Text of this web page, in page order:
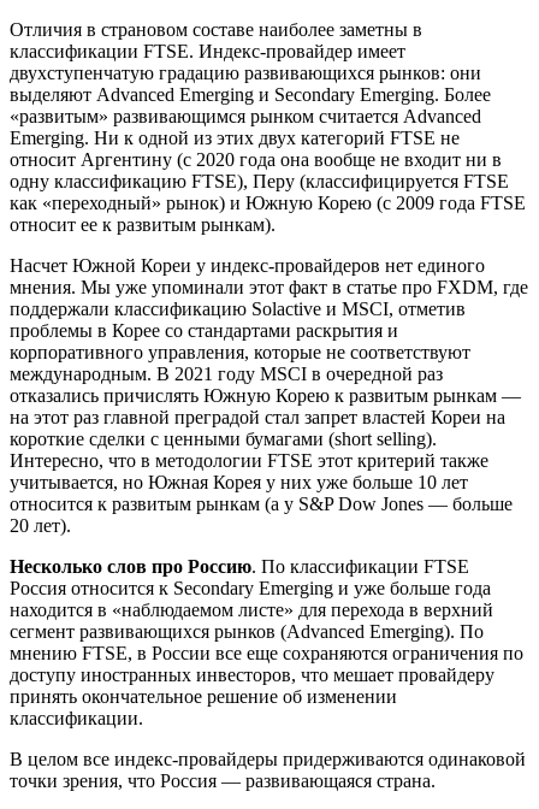
Отличия в страновом составе наиболее заметны в
классификации FTSE. Индекс-провайдер имеет
двухступенчатую градацию развивающихся рынков: они
выделяют Advanced Emerging и Secondary Emerging. Более
«развитым» развивающимся рынком считается Advanced
Emerging. Ни к одной из этих двух категорий FTSE не
относит Аргентину (с 2020 года она вообще не входит ни в
одну классификацию FTSE), Перу (классифицируется FTSE
как «переходный» рынок) и Южную Корею (c 2009 года FTSE
относит ее к развитым рынкам).
Насчет Южной Кореи у индекс-провайдеров нет единого
мнения. Мы уже упоминали этот факт в статье про FXDM, где
поддержали классификацию Solactive и MSCI, отметив
проблемы в Корее со стандартами раскрытия и
корпоративного управления, которые не соответствуют
международным. В 2021 году MSCI в очередной раз
отказались причислять Южную Корею к развитым рынкам —
на этот раз главной преградой стал запрет властей Кореи на
короткие сделки с ценными бумагами (short selling).
Интересно, что в методологии FTSE этот критерий также
учитывается, но Южная Корея у них уже больше 10 лет
относится к развитым рынкам (а у S&P Dow Jones — больше
20 лет).
Несколько слов про Россию. По классификации FTSE
Россия относится к Secondary Emerging и уже больше года
находится в «наблюдаемом листе» для перехода в верхний
сегмент развивающихся рынков (Advanced Emerging). По
мнению FTSE, в России все еще сохраняются ограничения по
доступу иностранных инвесторов, что мешает провайдеру
принять окончательное решение об изменении
классификации.
В целом все индекс-провайдеры придерживаются одинаковой
точки зрения, что Россия — развивающаяся страна.